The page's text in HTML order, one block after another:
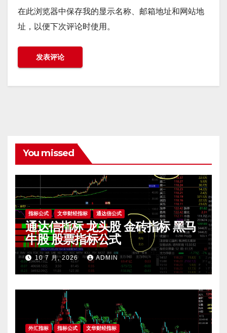
在此浏览器中保存我的显示名称、邮箱地址和网站地
址，以便下次评论时使用。
You missed
指标公式 文华财经指标 通达信公式
通达信指标 龙头股 金砖指标 黑马
牛股 股票指标公式
10 7 月, 2026 ADMIN
外汇指标 指标公式 文华财经指标